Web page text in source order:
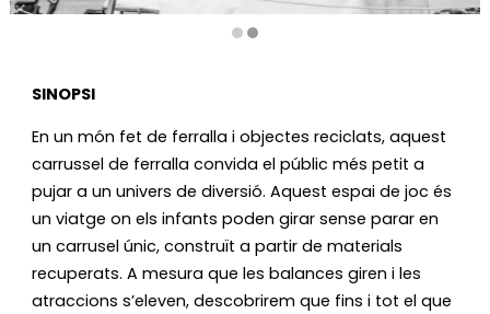
SINOPSI
En un món fet de ferralla i objectes reciclats, aquest
carrussel de ferralla convida el públic més petit a
pujar a un univers de diversió. Aquest espai de joc és
un viatge on els infants poden girar sense parar en
un carrusel únic, construït a partir de materials
recuperats. A mesura que les balances giren i les
atraccions s’eleven, descobrirem que fins i tot el que